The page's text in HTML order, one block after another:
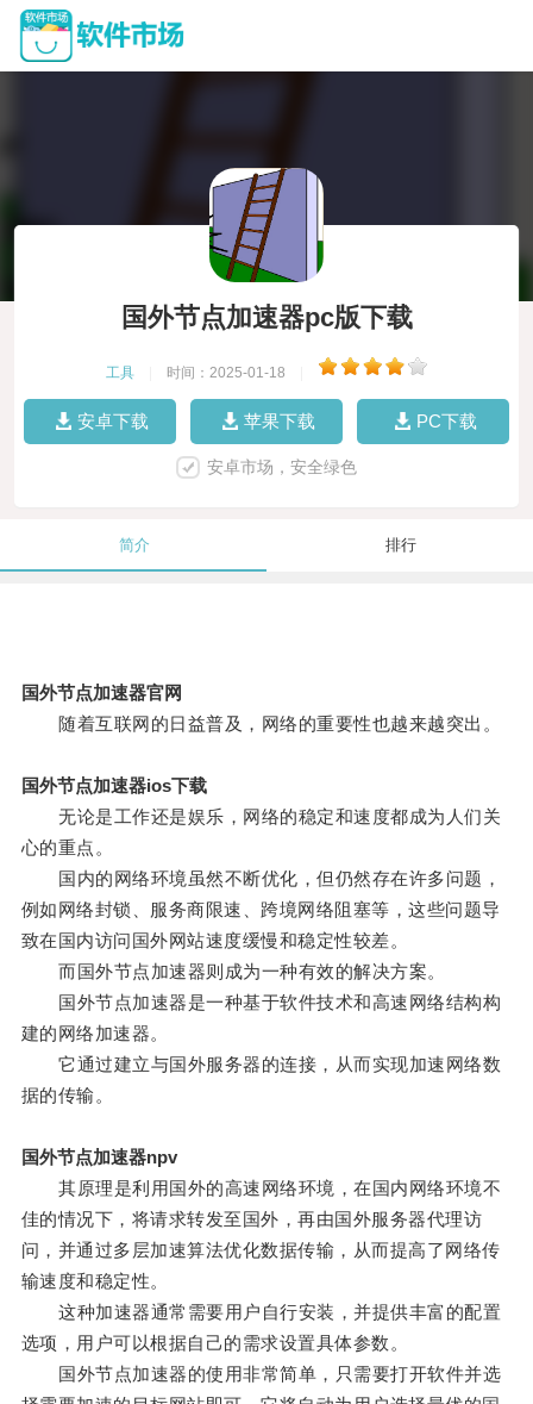
国外节点加速器pc版下载
工具 时间：2025-01-18
安卓下载 苹果下载 PC下载
安卓市场，安全绿色
简介 排行
国外节点加速器官网
随着互联网的日益普及，网络的重要性也越来越突出。
国外节点加速器ios下载
无论是工作还是娱乐，网络的稳定和速度都成为人们关
心的重点。
国内的网络环境虽然不断优化，但仍然存在许多问题，
例如网络封锁、服务商限速、跨境网络阻塞等，这些问题导
致在国内访问国外网站速度缓慢和稳定性较差。
而国外节点加速器则成为一种有效的解决方案。
国外节点加速器是一种基于软件技术和高速网络结构构
建的网络加速器。
它通过建立与国外服务器的连接，从而实现加速网络数
据的传输。
国外节点加速器npv
其原理是利用国外的高速网络环境，在国内网络环境不
佳的情况下，将请求转发至国外，再由国外服务器代理访
问，并通过多层加速算法优化数据传输，从而提高了网络传
输速度和稳定性。
这种加速器通常需要用户自行安装，并提供丰富的配置
选项，用户可以根据自己的需求设置具体参数。
国外节点加速器的使用非常简单，只需要打开软件并选